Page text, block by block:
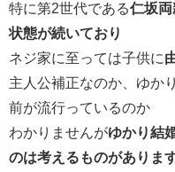
特に第2世代である仁坂
状態が続いており
ネジ家に至っては子供に
主人公補正なのか、ゆか
前が流行っているのか
わかりませんがゆかり結
のは考えるものがありま